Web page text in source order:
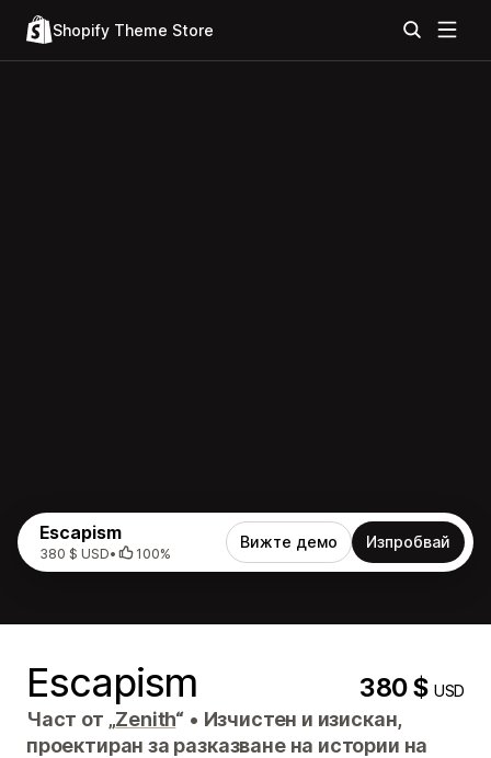
Shopify Theme Store
Escapism
380 $ USD• 100%
Вижте демо Изпробвай
Escapism 380 $USD
Част от „Zenith“ • Изчистен и изискан,
проектиран за разказване на истории на